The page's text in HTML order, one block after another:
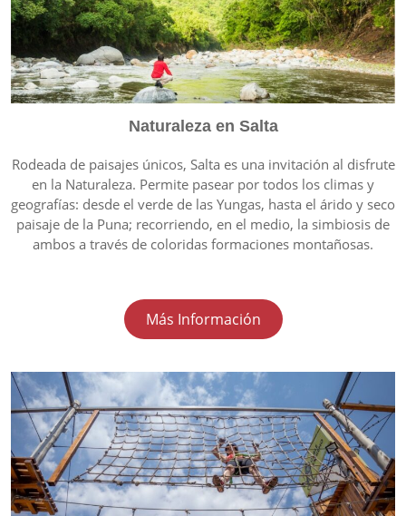
Naturaleza en Salta
Rodeada de paisajes únicos, Salta es una invitación al disfrute
en la Naturaleza. Permite pasear por todos los climas y
geografías: desde el verde de las Yungas, hasta el árido y seco
paisaje de la Puna; recorriendo, en el medio, la simbiosis de
ambos a través de coloridas formaciones montañosas.
Más Información